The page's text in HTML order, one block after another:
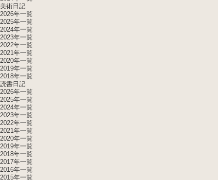
美術日記
2026年一覧
2025年一覧
2024年一覧
2023年一覧
2022年一覧
2021年一覧
2020年一覧
2019年一覧
2018年一覧
読書日記
2026年一覧
2025年一覧
2024年一覧
2023年一覧
2022年一覧
2021年一覧
2020年一覧
2019年一覧
2018年一覧
2017年一覧
2016年一覧
2015年一覧